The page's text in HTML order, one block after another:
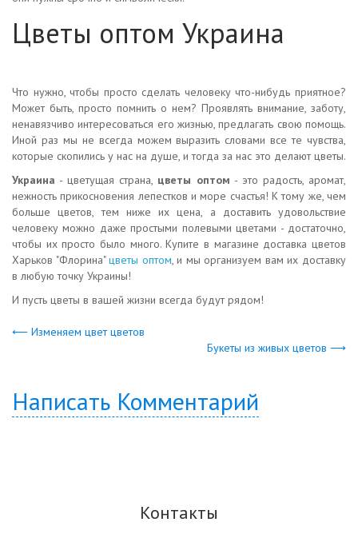
Цветы оптом Украина
Что нужно, чтобы просто сделать человеку что-нибудь приятное?
Может быть, просто помнить о нем? Проявлять внимание, заботу,
ненавязчиво интересоваться его жизнью, предлагать свою помощь.
Иной раз мы не всегда можем выразить словами все те чувства,
которые скопились у нас на душе, и тогда за нас это делают цветы.
Украина - цветущая страна, цветы оптом - это радость, аромат,
нежность прикосновения лепестков и море счастья! К тому же, чем
больше цветов, тем ниже их цена, а доставить удовольствие
человеку можно даже простыми полевыми цветами - достаточно,
чтобы их просто было много. Купите в магазине доставка цветов
Харьков "Флорина"цветы оптом, и мы организуем вам их доставку
в любую точку Украины!
И пусть цветы в вашей жизни всегда будут рядом!
⟵ Изменяем цвет цветов
Букеты из живых цветов ⟶
Написать Комментарий
Контакты